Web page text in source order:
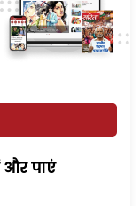
और पाएं